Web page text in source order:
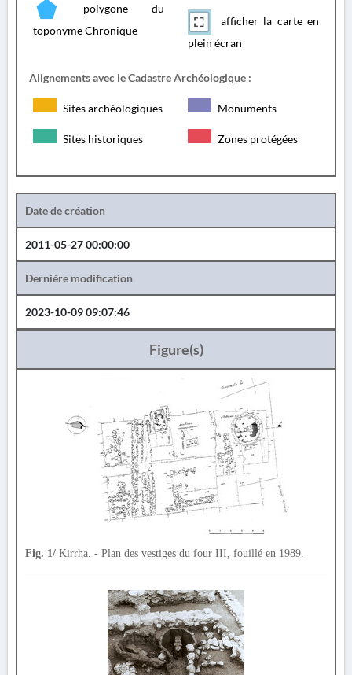
polygone du
toponyme Chronique
afficher la carte en
plein écran
Alignements avec le Cadastre Archéologique :
Sites archéologiques Monuments
Sites historiques Zones protégées
Date de création
2011-05-27 00:00:00
Dernière modification
2023-10-09 09:07:46
Figure(s)
Fig. 1/ Kirrha. - Plan des vestiges du four III, fouillé en 1989.